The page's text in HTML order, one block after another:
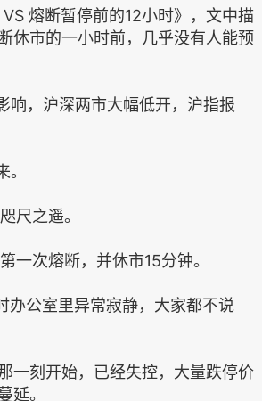
熔断暂停前的12小时》，文中描
休市的一小时前，几乎没有人能预
响，沪深两市大幅低开，沪指报
尺之遥。
次熔断，并休市15分钟。
办公室里异常寂静，大家都不说
一刻开始，已经失控，大量跌停价
延。